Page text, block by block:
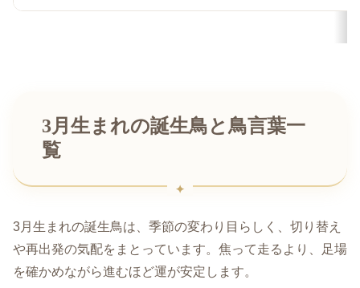
3月生まれの誕生鳥と鳥言葉一
覧
3月生まれの誕生鳥は、季節の変わり目らしく、切り替え
や再出発の気配をまとっています。焦って走るより、足場
を確かめながら進むほど運が安定します。